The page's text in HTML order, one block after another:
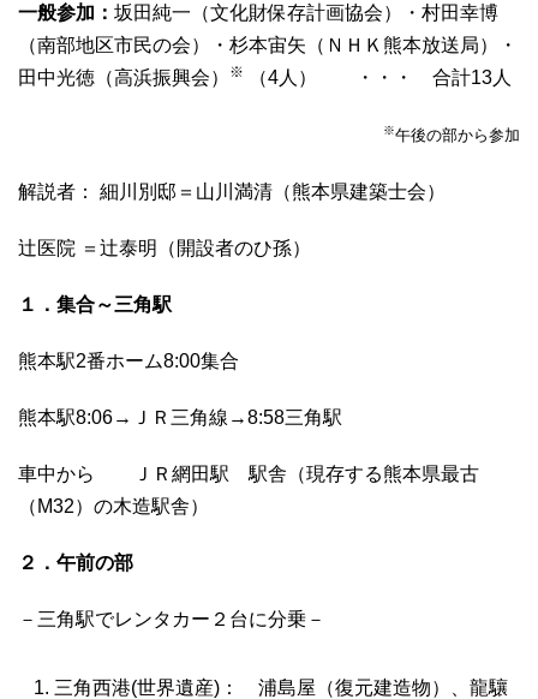
一般参加： 坂田純一（文化財保存計画協会）・村田幸博
（南部地区市民の会）・杉本宙矢（ＮＨＫ熊本放送局）・
田中光徳（高浜振興会）
※ （4人） ・・・ 合計13人
※午後の部から参加
解説者： 細川別邸＝山川満清（熊本県建築士会）
辻医院 ＝辻泰明（開設者のひ孫）
１．集合～三角駅
熊本駅2番ホーム8:00集合
熊本駅8:06→ＪＲ三角線→8:58三角駅
車中から ＪＲ網田駅 駅舎（現存する熊本県最古
（M32）の木造駅舎）
２．午前の部
－三角駅でレンタカー２台に分乗－
三角西港(世界遺産)： 浦島屋（復元建造物）、龍驤